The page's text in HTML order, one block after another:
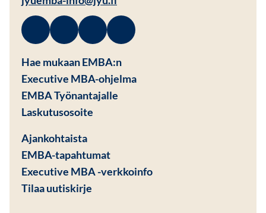
Facebook
Avautuu uuteen ikkunaan
Linkedin
Avautuu uuteen ikkunaan
Instagram
Avautuu uuteen ikkunaan
Youtube
Avautuu uuteen ikkunaan
Hae mukaan EMBA:n
Executive MBA-ohjelma
EMBA Työnantajalle
Laskutusosoite
Ajankohtaista
EMBA-tapahtumat
Executive MBA -verkkoinfo
Tilaa uutiskirje